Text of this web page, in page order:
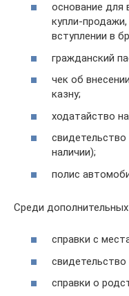
основание для
купли-
вступлении в
гражданский
чек об
казну;
ходатайство
наличии);
полис
Среди
справки с
справки о